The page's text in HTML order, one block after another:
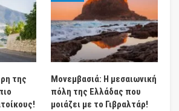
της
Μονεμβασιά: Η μεσαιωνική
πόλη της Ελλάδας που
μοιάζει με το Γιβραλτάρ!